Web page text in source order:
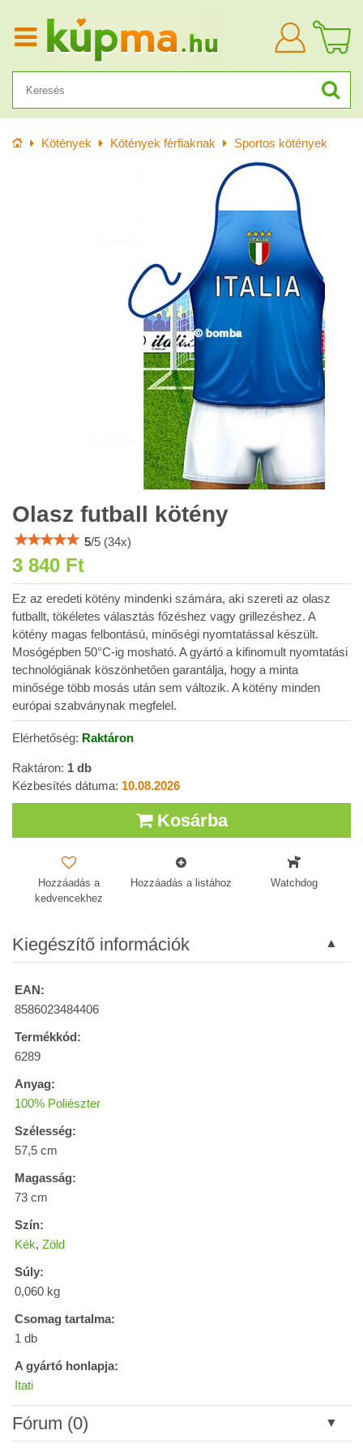
KezdőlapKötények Kötények férfiaknak Sportos kötények
Olasz futball kötény
5/5 (34x)
3 840 Ft
Ez az eredeti kötény mindenki számára, aki szereti az olasz
futballt, tökéletes választás főzéshez vagy grillezéshez. A
kötény magas felbontású, minőségi nyomtatással készült.
Mosógépben 50°C-ig mosható. A gyártó a kifinomult nyomtatási
technológiának köszönhetően garantálja, hogy a minta
minősége több mosás után sem változik. A kötény minden
európai szabványnak megfelel.
Elérhetőség: Raktáron
Raktáron: 1 db
Kézbesítés dátuma: 10.08.2026
Kosárba
Hozzáadás a
kedvencekhez
Hozzáadás a listához Watchdog
Kiegészítő információk
EAN:
8586023484406
Termékkód:
6289
Anyag:
100% Poliészter
Szélesség:
57,5 cm
Magasság:
73 cm
Szín:
Kék, Zöld
Súly:
0,060 kg
Csomag tartalma:
1 db
A gyártó honlapja:
Itati
Fórum (0)